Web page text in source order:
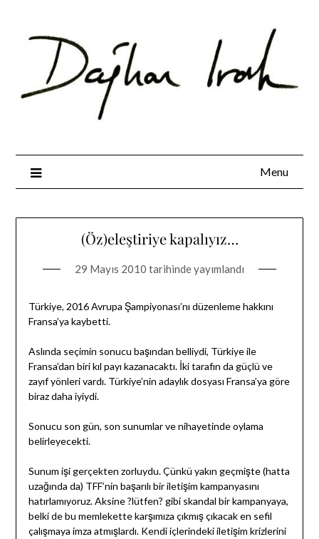
content
Menu
(Öz)eleştiriye kapalıyız…
29 Mayıs 2010 tarihinde yayımlandı
Türkiye, 2016 Avrupa Şampiyonası’nı düzenleme hakkını
Fransa’ya kaybetti.
Aslında seçimin sonucu başından belliydi, Türkiye ile
Fransa’dan biri kıl payı kazanacaktı. İki tarafın da güçlü ve
zayıf yönleri vardı. Türkiye’nin adaylık dosyası Fransa’ya göre
biraz daha iyiydi.
Sonucu son gün, son sunumlar ve nihayetinde oylama
belirleyecekti.
Sunum işi gerçekten zorluydu. Çünkü yakın geçmişte (hatta
uzağında da) TFF’nin başarılı bir iletişim kampanyasını
hatırlamıyoruz. Aksine ?lütfen? gibi skandal bir kampanyaya,
belki de bu memlekette karşımıza çıkmış çıkacak en sefil
çalışmaya imza atmışlardı. Kendi içlerindeki iletişim krizlerini